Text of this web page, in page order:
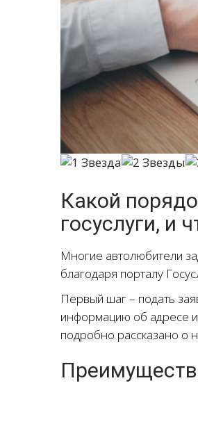
Какой
госуслуги, и
Многие автолюбители
благодаря порталу
Первый шаг – подать
информацию об адресе
подробно рассказано о